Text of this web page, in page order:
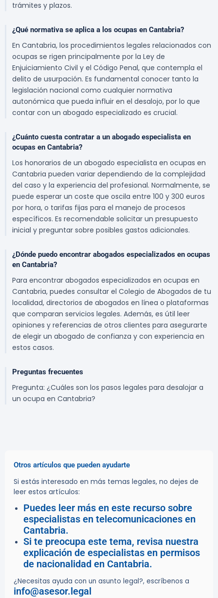
trámites y plazos.
¿Qué normativa se aplica a los ocupas en Cantabria?
En Cantabria, los procedimientos legales relacionados con
ocupas se rigen principalmente por la Ley de
Enjuiciamiento Civil y el Código Penal, que contempla el
delito de usurpación. Es fundamental conocer tanto la
legislación nacional como cualquier normativa
autonómica que pueda influir en el desalojo, por lo que
contar con un abogado especializado es crucial.
¿Cuánto cuesta contratar a un abogado especialista en
ocupas en Cantabria?
Los honorarios de un abogado especialista en ocupas en
Cantabria pueden variar dependiendo de la complejidad
del caso y la experiencia del profesional. Normalmente, se
puede esperar un coste que oscila entre 100 y 300 euros
por hora, o tarifas fijas para el manejo de procesos
específicos. Es recomendable solicitar un presupuesto
inicial y preguntar sobre posibles gastos adicionales.
¿Dónde puedo encontrar abogados especializados en ocupas
en Cantabria?
Para encontrar abogados especializados en ocupas en
Cantabria, puedes consultar el Colegio de Abogados de tu
localidad, directorios de abogados en línea o plataformas
que comparan servicios legales. Además, es útil leer
opiniones y referencias de otros clientes para asegurarte
de elegir un abogado de confianza y con experiencia en
estos casos.
Preguntas frecuentes
Pregunta: ¿Cuáles son los pasos legales para desalojar a
un ocupa en Cantabria?
Otros artículos que pueden ayudarte
Si estás interesado en más temas legales, no dejes de
leer estos artículos:
Puedes leer más en este recurso sobre
especialistas en telecomunicaciones en
Cantabria.
Si te preocupa este tema, revisa nuestra
explicación de especialistas en permisos
de nacionalidad en Cantabria.
¿Necesitas ayuda con un asunto legal?, escríbenos a
info@asesor.legal